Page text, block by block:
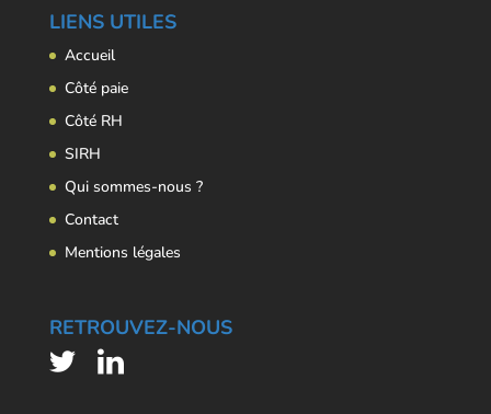
LIENS UTILES
Accueil
Côté paie
Côté RH
SIRH
Qui sommes-nous ?
Contact
Mentions légales
RETROUVEZ-NOUS